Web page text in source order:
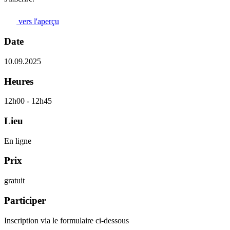
vers l'aperçu
Date
10.09.2025
Heures
12h00 - 12h45
Lieu
En ligne
Prix
gratuit
Participer
Inscription via le formulaire ci-dessous